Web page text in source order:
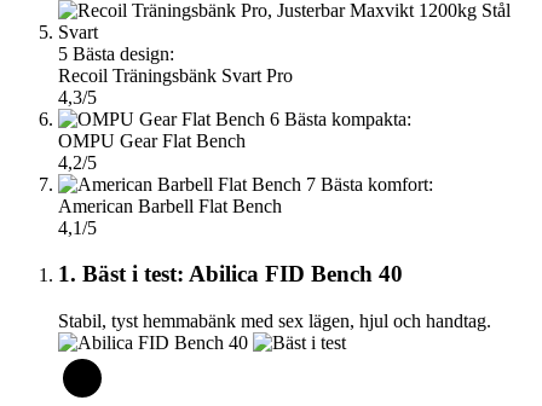
5 Bästa design:
Recoil Träningsbänk Svart Pro
4,3/5
6 Bästa kompakta:
OMPU Gear Flat Bench
4,2/5
7 Bästa komfort:
American Barbell Flat Bench
4,1/5
1. Bäst i test: Abilica FID Bench 40
Stabil, tyst hemmabänk med sex lägen, hjul och handtag.